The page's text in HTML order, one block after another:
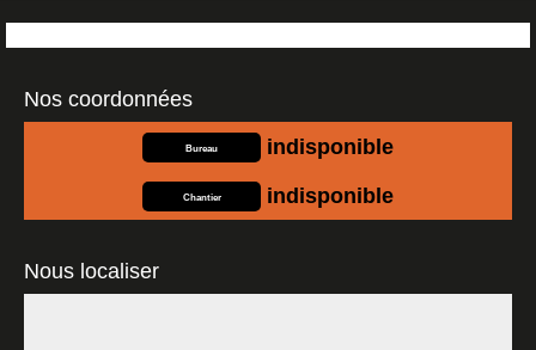
Nos coordonnées
Bureau indisponible
Chantier indisponible
Nous localiser